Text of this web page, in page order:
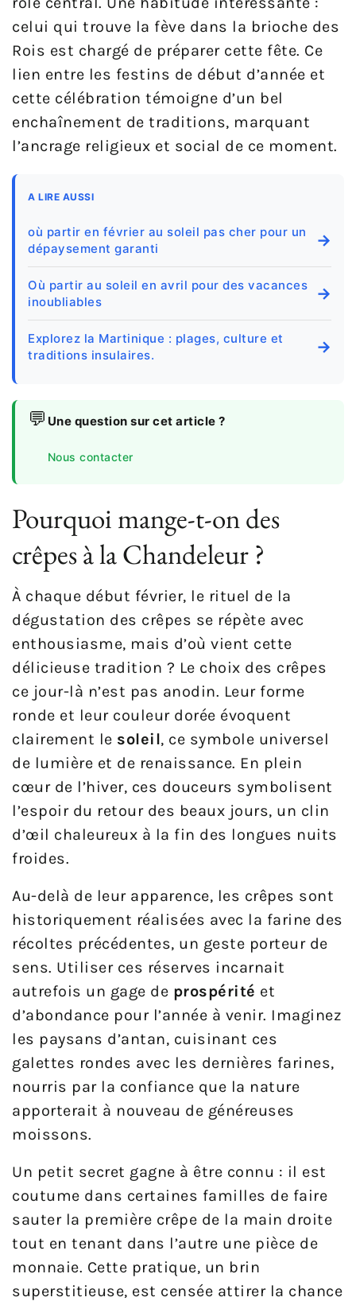
celui qui trouve la fève dans la brioche des
Rois est chargé de préparer cette fête. Ce
lien entre les festins de début d’année et
cette célébration témoigne d’un bel
enchaînement de traditions, marquant
l’ancrage religieux et social de ce moment.
A LIRE AUSSI
où partir en février au soleil pas cher pour un
dépaysement garanti
→
Où partir au soleil en avril pour des vacances
inoubliables
→
Explorez la Martinique : plages, culture et
traditions insulaires.
→
💬 Une question sur cet article ?
Nous contacter
Pourquoi mange-t-on des
crêpes à la Chandeleur ?
À chaque début février, le rituel de la
dégustation des crêpes se répète avec
enthousiasme, mais d’où vient cette
délicieuse tradition ? Le choix des crêpes
ce jour-là n’est pas anodin. Leur forme
ronde et leur couleur dorée évoquent
clairement le soleil, ce symbole universel
de lumière et de renaissance. En plein
cœur de l’hiver, ces douceurs symbolisent
l’espoir du retour des beaux jours, un clin
d’œil chaleureux à la fin des longues nuits
froides.
Au-delà de leur apparence, les crêpes sont
historiquement réalisées avec la farine des
récoltes précédentes, un geste porteur de
sens. Utiliser ces réserves incarnait
autrefois un gage de prospérité et
d’abondance pour l’année à venir. Imaginez
les paysans d’antan, cuisinant ces
galettes rondes avec les dernières farines,
nourris par la confiance que la nature
apporterait à nouveau de généreuses
moissons.
Un petit secret gagne à être connu : il est
coutume dans certaines familles de faire
sauter la première crêpe de la main droite
tout en tenant dans l’autre une pièce de
monnaie. Cette pratique, un brin
superstitieuse, est censée attirer la chance